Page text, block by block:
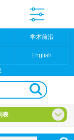
学术前沿
English
表